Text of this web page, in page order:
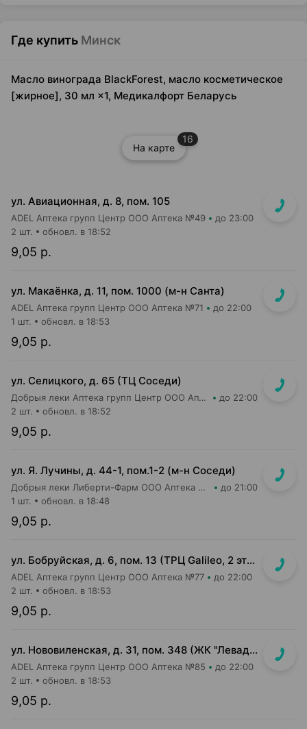
Где купить Минск
Масло винограда BlackForest, масло косметическое
[жирное], 30 мл ×1, Медикалфорт Беларусь
На карте
16
ул. Авиационная, д. 8, пом. 105
ADEL Аптека групп Центр ООО Аптека №49 до 23:00
9,05 р.
2 шт. обновл. в 18:52
ул. Макаёнка, д. 11, пом. 1000 (м-н Санта)
ADEL Аптека групп Центр ООО Аптека №71 до 22:00
9,05 р.
1 шт. обновл. в 18:53
ул. Селицкого, д. 65 (ТЦ Соседи)
Добрыя леки Аптека групп Центр ООО Аптека №47 до 22:00
9,05 р.
2 шт. обновл. в 18:52
ул. Я. Лучины, д. 44-1, пом.1-2 (м-н Соседи)
Добрыя леки Либерти-Фарм ООО Аптека №8 до 21:00
9,05 р.
1 шт. обновл. в 18:48
ул. Бобруйская, д. 6, пом. 13 (ТРЦ Galileo, 2 этаж, рядом с м-ом "Соседи")
ADEL Аптека групп Центр ООО Аптека №77 до 22:00
9,05 р.
2 шт. обновл. в 18:53
ул. Нововиленская, д. 31, пом. 348 (ЖК "Левада")
ADEL Аптека групп Центр ООО Аптека №85 до 22:00
9,05 р.
2 шт. обновл. в 18:53